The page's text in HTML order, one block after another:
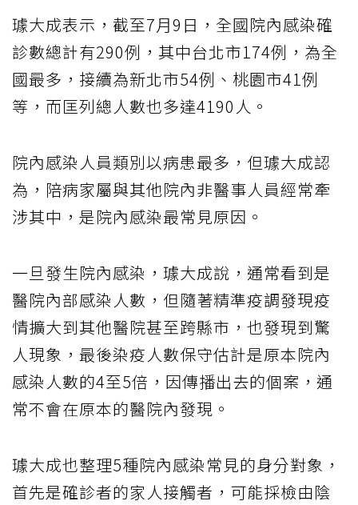
璩大成表示，截至7月9日，全國院內感染確
診數總計有290例，其中台北市174例，為全
國最多，接續為新北市54例、桃園市41例
等，而匡列總人數也多達4190人。
院內感染人員類別以病患最多，但璩大成認
為，陪病家屬與其他院內非醫事人員經常牽
涉其中，是院內感染最常見原因。
一旦發生院內感染，璩大成說，通常看到是
醫院內部感染人數，但隨著精準疫調發現疫
情擴大到其他醫院甚至跨縣市，也發現到驚
人現象，最後染疫人數保守估計是原本院內
感染人數的4至5倍，因傳播出去的個案，通
常不會在原本的醫院內發現。
璩大成也整理5種院內感染常見的身分對象，
首先是確診者的家人接觸者，可能採檢由陰